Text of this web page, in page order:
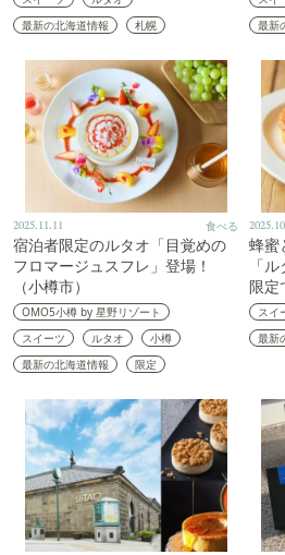
最新の北海道情報
札幌
最新
2025.11.11 食べる
宿泊者限定のルタオ「目覚めの
フロマージュスフレ」登場！
（小樽市）
OMO5小樽 by 星野リゾート
スイーツ
ルタオ
小樽
最新の北海道情報
限定
蜂蜜
「
限定
スイ
最新